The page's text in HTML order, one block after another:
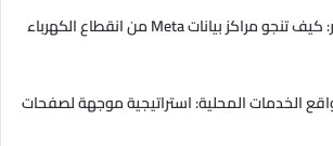
عندما تنطفئ الأنوار: كيف تنجو مراكز بيانات Meta من انقطاع الكهرباء
الخدمات المحلية: استراتيجية موجهة لصفحات